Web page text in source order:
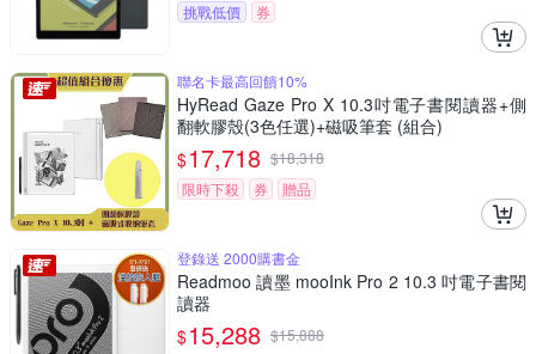
挑戰低價
券
聯名卡最高回饋10%
HyRead Gaze Pro X 10.3吋電子書閱讀器+側
翻軟膠殼(3色任選)+磁吸筆套 (組合)
$17,718 $18,318
限時下殺
券 贈品
登錄送 2000購書金
Readmoo 讀墨 mooInk Pro 2 10.3 吋電子書閱
讀器
$15,288 $15,888